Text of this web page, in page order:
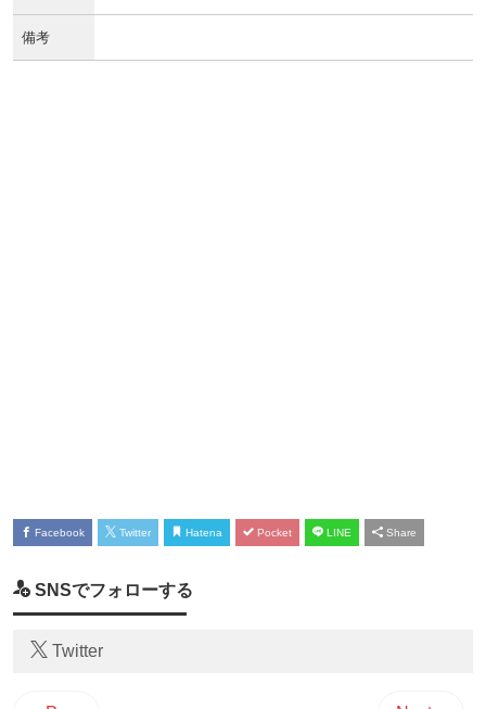
備考
Facebook Twitter Hatena Pocket LINE Share
SNSでフォローする
Twitter